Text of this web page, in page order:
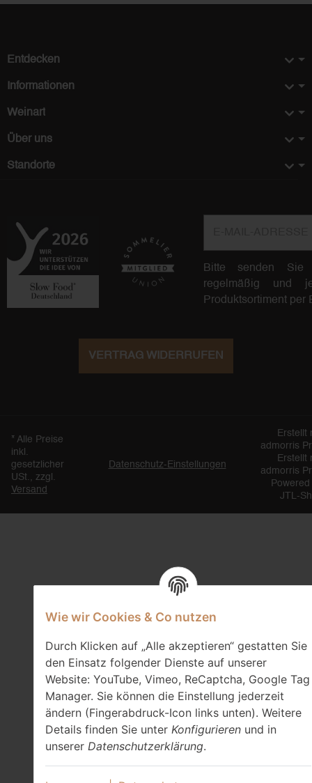
Wie wir Cookies & Co nutzen
Durch Klicken auf „Alle akzeptieren“ gestatten Sie
den Einsatz folgender Dienste auf unserer
Website: YouTube, Vimeo, ReCaptcha, Google Tag
Manager. Sie können die Einstellung jederzeit
ändern (Fingerabdruck-Icon links unten). Weitere
Details finden Sie unter Konfigurieren und in
unserer Datenschutzerklärung.
Entdecken
Informationen
Weinart
Über uns
Standorte
Bitte senden
regelmäßig und
Produktsortiment per
VERTRAG WIDERRUFEN
* Alle Preise
inkl.
gesetzlicher
USt., zzgl.
Versand
Datenschutz-Einstellungen
Erstellt
admorris
Erstellt
admorris
JTL-